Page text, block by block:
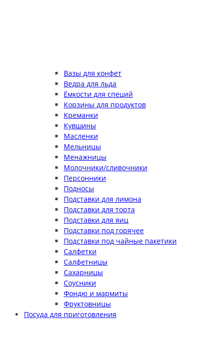
Вазы для конфет
Ведра для льда
Ёмкости для специй
Корзины для продуктов
Креманки
Кувшины
Масленки
Мельницы
Менажницы
Молочники/сливочники
Персонники
Подносы
Подставки для лимона
Подставки для торта
Подставки для яиц
Подставки под горячее
Подставки под чайные пакетики
Салфетки
Салфетницы
Сахарницы
Соусники
Фондю и мармиты
Фруктовницы
Посуда для приготовления